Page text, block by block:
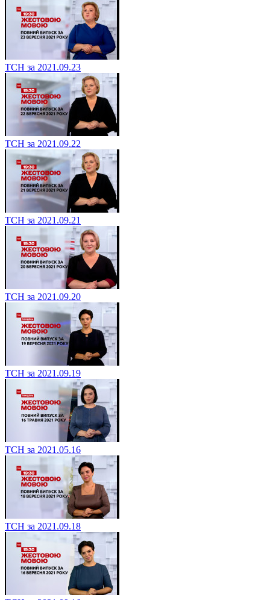
ТСН за 2021.09.23
ТСН за 2021.09.22
ТСН за 2021.09.21
ТСН за 2021.09.20
ТСН за 2021.09.19
ТСН за 2021.05.16
ТСН за 2021.09.18